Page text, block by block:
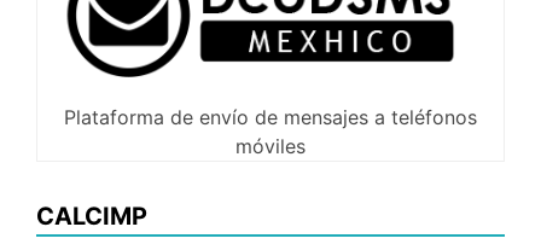
Plataforma de envío de mensajes a teléfonos
móviles
CALCIMP